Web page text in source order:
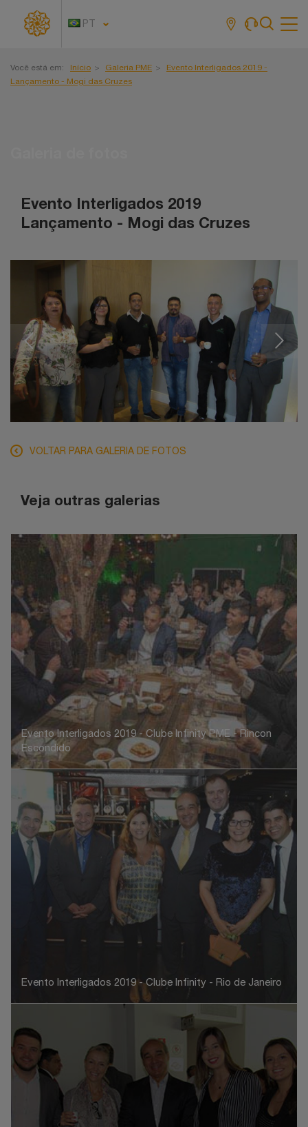
PT
Você está em: Início Galeria PME
Evento Interligados 2019 -
Lançamento - Mogi das Cruzes
Evento Interligados 2019
Lançamento - Mogi das Cruzes
VOLTAR PARA GALERIA DE FOTOS
Veja outras galerias
Evento Interligados 2019 - Clube Infinity PME - Rincon
Escondido
Evento Interligados 2019 - Clube Infinity - Rio de Janeiro